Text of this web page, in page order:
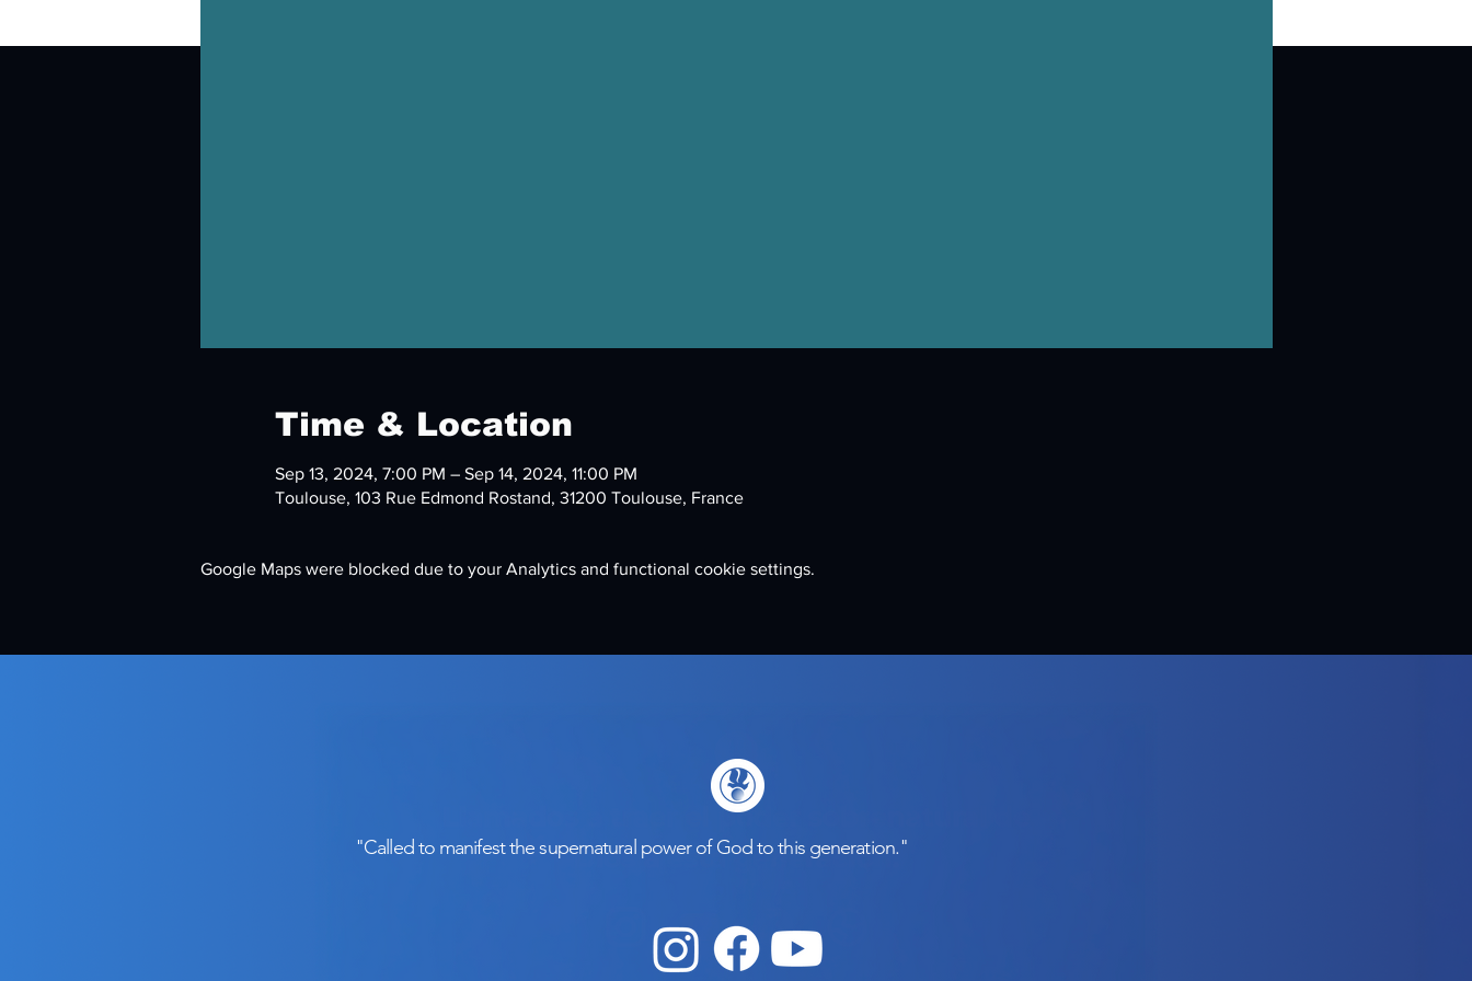
Time & Location
Sep 13, 2024, 7:00 PM – Sep 14, 2024, 11:00 PM
Toulouse, 103 Rue Edmond Rostand, 31200 Toulouse, France
Google Maps were blocked due to your Analytics and functional cookie settings.
"Called to manifest the supernatural power of God to this generation."